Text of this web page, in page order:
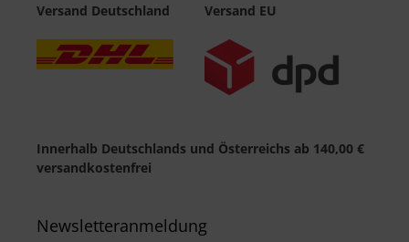
Versand Deutschland Versand EU
Innerhalb Deutschlands und Österreichs ab 140,00 €
versandkostenfrei
Newsletteranmeldung